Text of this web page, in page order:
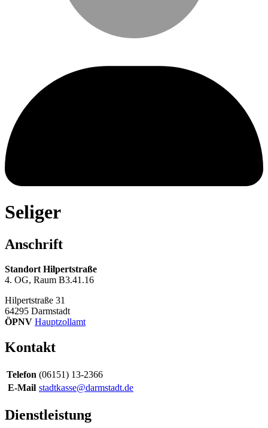
Seliger
Anschrift
Standort Hilpertstraße
4. OG, Raum B3.41.16
Hilpertstraße 31
64295 Darmstadt
ÖPNV Hauptzollamt
Kontakt
Telefon (06151) 13-2366
E-Mail stadtkasse@darmstadt.de
Dienstleistung